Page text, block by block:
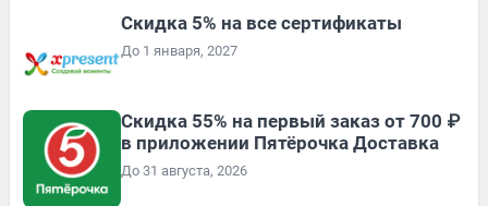
Скидка 5% на все сертификаты
До 1 января, 2027
Скидка 55% на первый заказ от 700 ₽
в приложении Пятёрочка Доставка
До 31 августа, 2026